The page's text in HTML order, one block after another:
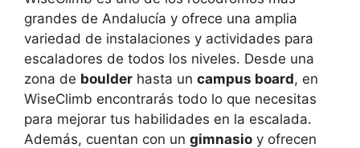
grandes de Andalucía y ofrece una amplia
variedad de instalaciones y actividades para
escaladores de todos los niveles. Desde una
zona de boulder hasta un campus board, en
WiseClimb encontrarás todo lo que necesitas
para mejorar tus habilidades en la escalada.
Además, cuentan con un gimnasio y ofrecen